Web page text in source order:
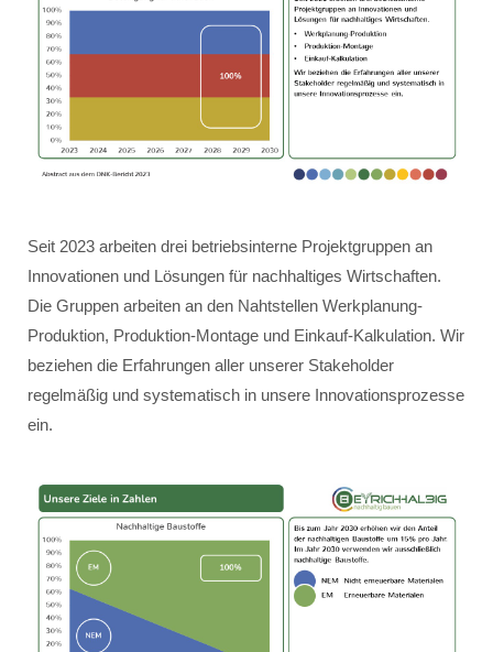
Seit 2023 arbeiten drei betriebsinterne Projektgruppen an
Innovationen und Lösungen für nachhaltiges Wirtschaften.
Die Gruppen arbeiten an den Nahtstellen Werkplanung-
Produktion, Produktion-Montage und Einkauf-Kalkulation. Wir
beziehen die Erfahrungen aller unserer Stakeholder
regelmäßig und systematisch in unsere Innovationsprozesse
ein.